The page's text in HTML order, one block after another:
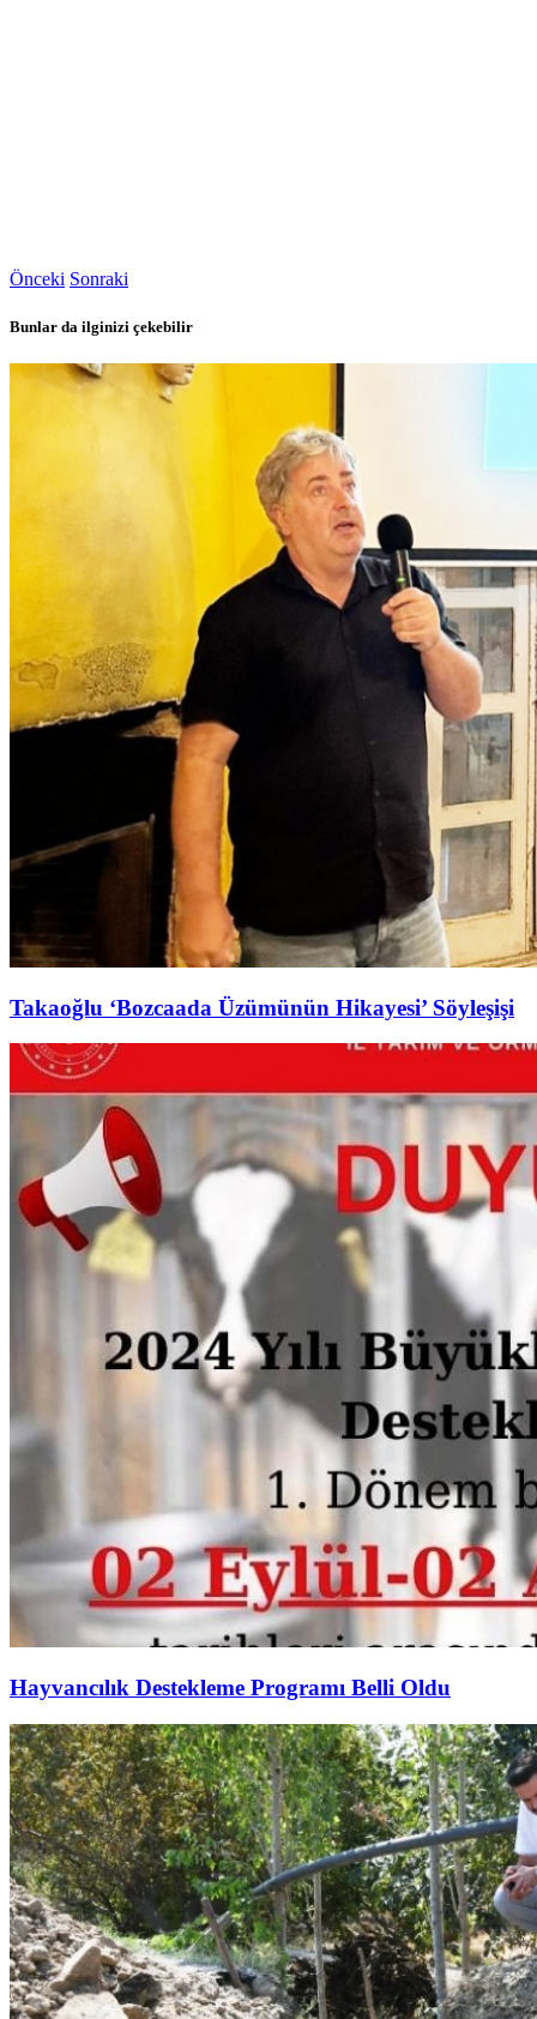
Önceki Sonraki
Bunlar da ilginizi çekebilir
Takaoğlu ‘Bozcaada Üzümünün Hikayesi’ Söyleşişi
Hayvancılık Destekleme Programı Belli Oldu